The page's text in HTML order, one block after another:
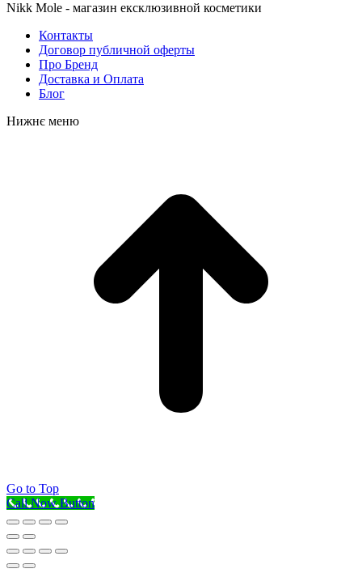
Nikk Mole - магазин ексклюзивной косметики
Контакты
Договор публичной оферты
Про Бренд
Доставка и Оплата
Блог
Нижнє меню
Go to Top
Call Now Button